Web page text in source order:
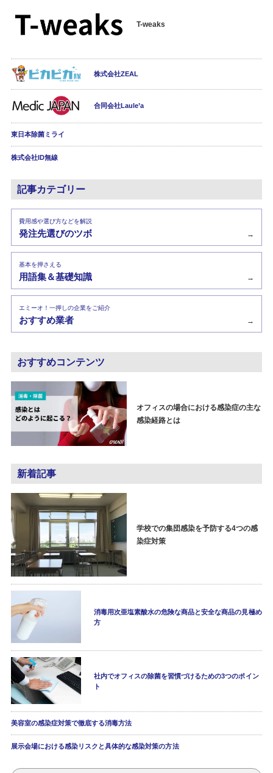
T-weaks
株式会社ZEAL
合同会社Laule’a
東日本除菌ミライ
株式会社ID無線
記事カテゴリー
費用感や選び方などを解説
発注先選びのツボ →
基本を押さえる
用語集＆基礎知識 →
エミーオ！一押しの企業をご紹介
おすすめ業者 →
おすすめコンテンツ
オフィスの場合における感染症の主な
感染経路とは
新着記事
学校での集団感染を予防する4つの感
染症対策
消毒用次亜塩素酸水の危険な商品と安全な商品の見極め
方
社内でオフィスの除菌を習慣づけるための3つのポイン
ト
美容室の感染症対策で徹底する消毒方法
展示会場における感染リスクと具体的な感染対策の方法